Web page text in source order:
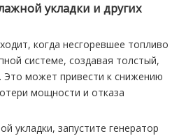
укладки и других
когда несгоревшее топливо
системе, создавая толстый,
Это может привести к снижению
мощности и отказа
укладки, запустите генератор